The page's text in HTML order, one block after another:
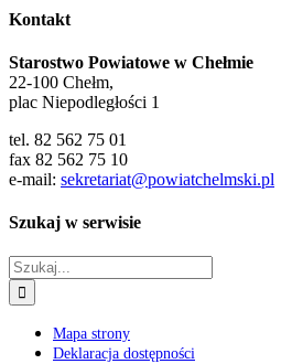
Kontakt
Starostwo Powiatowe w Chełmie
22-100 Chełm,
plac Niepodległości 1
tel. 82 562 75 01
fax 82 562 75 10
e-mail: sekretariat@powiatchelmski.pl
Szukaj w serwisie
Szukaj
Mapa strony
Deklaracja dostępności